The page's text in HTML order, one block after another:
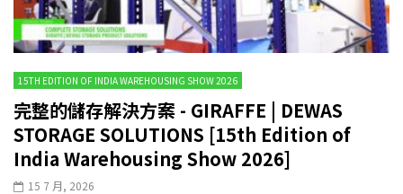
15TH EDITION OF INDIA WAREHOUSING SHOW 2026
完整的儲存解決方案 - GIRAFFE | DEWAS
STORAGE SOLUTIONS [15th Edition of
India Warehousing Show 2026]
15 7 月, 2026